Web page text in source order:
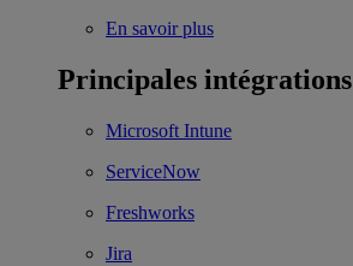
En savoir plus
Principales intégrations
Microsoft Intune
ServiceNow
Freshworks
Jira